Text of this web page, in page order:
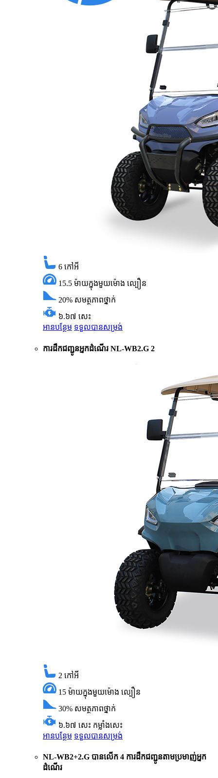
6 កៅអី
15.5 ម៉ាយក្នុងមួយម៉ោង ល្បឿន
20% សមត្ថភាពថ្នាក់
៦.៦៧ សេះ
អានបន្ថែម ទទួលបានសម្រង់
ការដឹកជញ្ជូនអ្នកដំណើរ NL-WB2.G 2
2 កៅអី
15 ម៉ាយក្នុងមួយម៉ោង ល្បឿន
30% សមត្ថភាពថ្នាក់
៦.៦៧ សេះ កម្លាំងសេះ
អានបន្ថែម ទទួលបានសម្រង់
NL-WB2+2.G បានលើក 4 ការដឹកជញ្ជូនតាមប្រមាញ់អ្នក
ដំណើរ